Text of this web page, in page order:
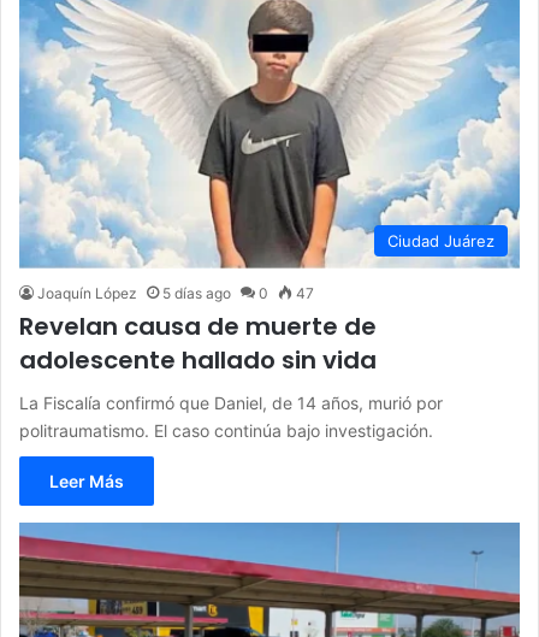
Ciudad Juárez
Joaquín López 5 días ago 0 47
Revelan causa de muerte de
adolescente hallado sin vida
La Fiscalía confirmó que Daniel, de 14 años, murió por
politraumatismo. El caso continúa bajo investigación.
Leer Más